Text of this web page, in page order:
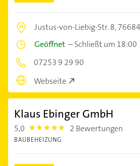
Justus-von-Liebig-Str. 8,
Geöffnet –Schließt um 18:00
07253 9 29 90
Webseite
Klaus Ebinger GmbH
5,0 5.0 2 Bewertungen
BAUBEHEIZUNG